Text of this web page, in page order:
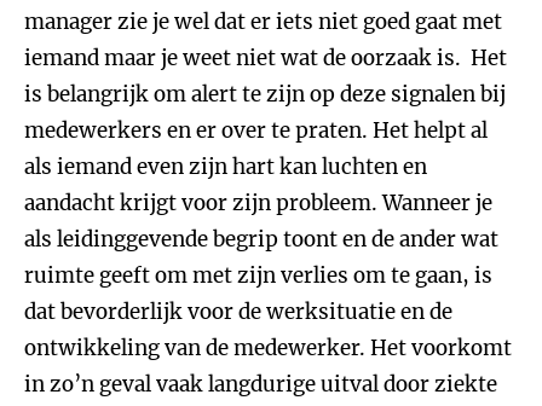
manager zie je wel dat er iets niet goed gaat met
iemand maar je weet niet wat de oorzaak is. Het
is belangrijk om alert te zijn op deze signalen bij
medewerkers en er over te praten. Het helpt al
als iemand even zijn hart kan luchten en
aandacht krijgt voor zijn probleem. Wanneer je
als leidinggevende begrip toont en de ander wat
ruimte geeft om met zijn verlies om te gaan, is
dat bevorderlijk voor de werksituatie en de
ontwikkeling van de medewerker. Het voorkomt
in zo’n geval vaak langdurige uitval door ziekte